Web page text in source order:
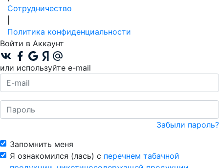
Сотрудничество
Политика конфиденциальности
Войти в Аккаунт
или используйте e-mail
Забыли пароль?
Запомнить меня
Я ознакомился (лась) с перечнем табачной